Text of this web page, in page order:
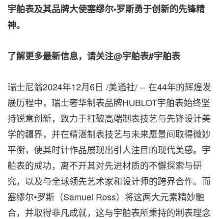
宇舶表及其品牌大使塞缪尔•罗斯勇于创新的先锋精
神。
了解更多最新信息， 请关注@宇舶表#宇舶表
瑞士尼翁2024年12月6日 /美通社/ -- 在44年的辉煌发
展历程中，瑞士奢华制表品牌HUBLOT宇舶表始终坚
持锐意创新，致力于打破高端制表技艺与先锋设计美
学的疆界，并在精湛制表技艺与未来愿景间取得微妙
平衡，使其时计作品展现出引人注目的现代美感。宇
舶表的成功，离不开其对先进材质的不懈探索与研
究，以及与全球领先艺术家和设计师的跨界合作。而
塞缪尔•罗斯（Samuel Ross）将这两大元素精妙融
合，并取得非凡成就，这与宇舶表所秉持的制表理念